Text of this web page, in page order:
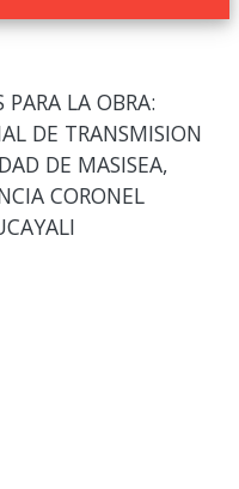
LA OBRA:
DE TRANSMISION
DE MASISEA,
CORONEL